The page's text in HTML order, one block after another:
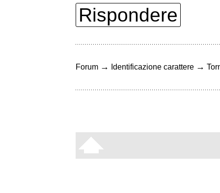
Rispondere
Forum → Identificazione carattere →